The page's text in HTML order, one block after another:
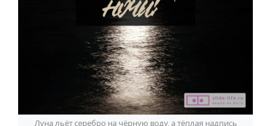
Луна льёт серебро на чёрную воду, а тёплая надпись